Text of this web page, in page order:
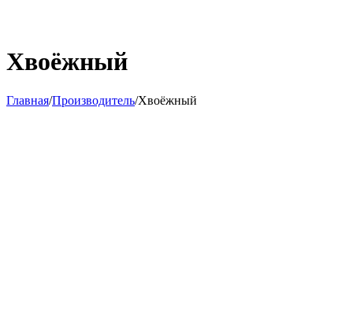
Хвоёжный
Главная/Производитель/Хвоёжный